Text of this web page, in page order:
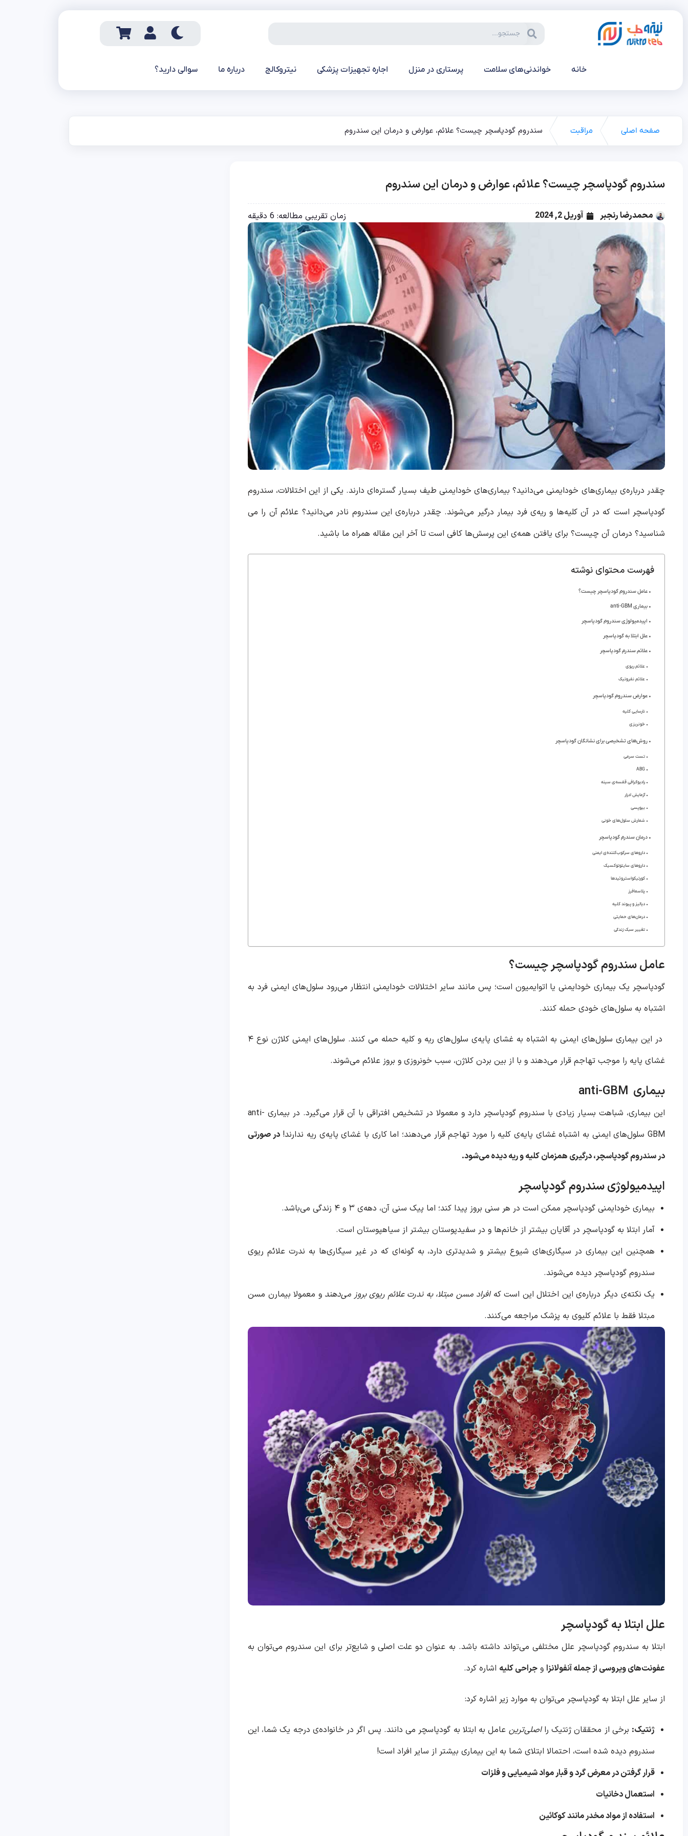
خانه خواندنی‌های سلامت پرستاری در منزل اجاره تجهیزات پزشکی نیتروکالج درباره ما سوالی دارید؟
صفحه اصلی مراقبت سندروم گودپاسچر چیست؟ علائم، عوارض و درمان این سندروم
سندروم گودپاسچر چیست؟ علائم، عوارض و درمان این سندروم
محمدرضا رنجبر آوریل 2, 2024 زمان تقریبی مطالعه: 6 دقیقه
چقدر درباره‌ی بیماری‌های خودایمنی می‌دانید؟ بیماری‌های خودایمنی طیف بسیار گستره‌ای دارند. یکی از این اختلالات، سندروم
گودپاسچر است که در آن کلیه‌ها و ریه‌ی فرد بیمار درگیر می‌شوند. چقدر درباره‌ی این سندروم نادر می‌دانید؟ علائم آن را می
شناسید؟ درمان آن چیست؟ برای یافتن همه‌ی این پرسش‌ها کافی است تا آخر این مقاله همراه ما باشید.
فهرست محتوای نوشته
عامل سندروم گودپاسچر چیست؟
بیماری anti-GBM
اپیدمیولوژی سندروم گودپاسچر
علل ابتلا به گودپاسچر
علائم سندرم گودپاسچر
علائم ریوی
علائم نفروتیک
عوارض سندروم گودپاسچر
نارسایی کلیه
خونریزی
روش‌های تشخیصی برای نشانگان گودپاسچر
تست سرمی
ABG
رادیوگرافی قفسه‌ی سینه
آزمایش ادرار
بیوپسی
شمارش سلول‌های خونی
درمان سندرم گودپاسچر
دارو‌های سرکوب‌کننده‌ی ایمنی
دارو‌های سایتوتوکسیک
کورتیکواستروئید‌ها
پلاسمافرز
دیالیز و پیوند کلیه
درمان‌های حمایتی
تغییر سبک زندگی
عامل سندروم گودپاسچر چیست؟
گودپاسچر یک بیماری خودایمنی یا اتوایمیون است؛ پس مانند سایر اختلالات خودایمنی انتظار می‌رود سلول‌های ایمنی فرد به
اشتباه به سلول‌های خودی حمله کنند.
در این بیماری سلول‌های ایمنی به اشتباه به غشای پایه‌ی سلول‌های ریه و کلیه حمله می کنند. سلول‌های ایمنی کلاژن نوع ۴
غشای پایه را موجب تهاجم قرار می‌دهند و با از بین بردن کلاژن، سبب خونروزی و بروز علائم می‌شوند‌.
بیماری anti-GBM
این بیماری، شباهت بسیار زیادی با سندروم گودپاسچر دارد و معمولا در تشخیص افتراقی با آن قرار می‌گیرد. در بیماری anti-
GBM سلول‌های ایمنی به اشتباه غشای پایه‌ی کلیه را مورد تهاجم قرار می‌دهند؛ اما کاری با غشای پایه‌ی ریه ندارند!
در صورتی
در سندروم گودپاسچر، درگیری همزمان کلیه و ریه دیده می‌شود.
اپیدمیولوژی سندروم گودپاسچر
بیماری خودایمنی گودپاسچر ممکن است در هر سنی بروز پیدا کند؛ اما پیک سنی آن، دهه‌ی ۳ و ۴ زندگی می‌باشد.
آمار ابتلا به گودپاسچر در آقایان بیشتر از خانم‌ها و در سفیدپوستان بیشتر از سیاهپوستان است.
همچنین این بیماری در سیگاری‌های شیوع بیشتر و شدیدتری دارد، به گونه‌ای که در غیر سیگاری‌ها به ندرت علائم ریوی
سندروم گودپاسچر دیده می‌شوند.
یک نکته‌ی دیگر درباره‌ی این اختلال این است کهافراد مسن مبتلا، به ندرت علائم ریوی بروز می‌دهند و معمولا بیمارن مسن
مبتلا فقط با علائم کلیوی به پزشک مراجعه می‌کنند.
علل ابتلا به گودپاسچر
ابتلا به سندروم گودپاسچر علل مختلفی می‌تواند داشته باشد. به عنوان دو علت اصلی و شایع‌تر برای این سندروم می‌توان به
عفونت‌های ویروسی از جمله آنفولانزا و جراحی کلیه اشاره کرد.
از سایر علل ابتلا به گودپاسچر می‌توان به موارد زیر اشاره کرد:
ژنتیک: برخی از محققان ژنتیک رااصلی‌ترین عامل به ابتلا به گودپاسچر می دانند. پس اگر در خانواده‌ی درجه یک شما، این
سندروم دیده شده است، احتمالا ابتلای شما به این بیماری بیشتر از سایر افراد است!
قرار گرفتن در معرض گرد و قبار مواد شیمیایی و فلزات
استعمال دخانیات
استفاده از مواد مخدر مانند کوکائین